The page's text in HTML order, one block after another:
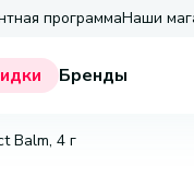
программаНаши
Бренды
Balm, 4 г